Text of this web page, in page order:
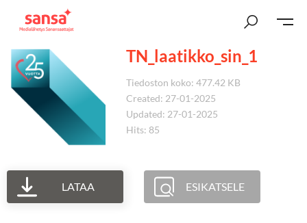
TN_laatikko_sin_1
Tiedoston koko: 477.42 KB
Created: 27-01-2025
Updated: 27-01-2025
Hits: 85
LATAA ESIKATSELE